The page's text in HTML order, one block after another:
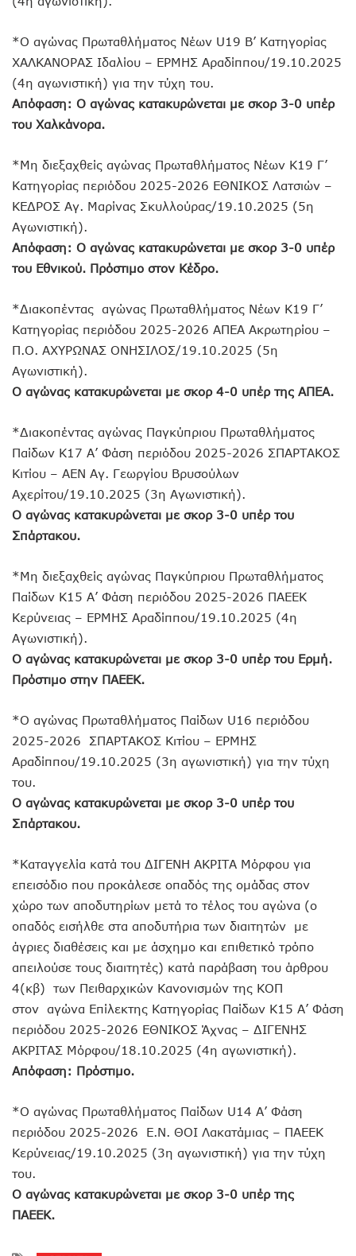
*Ο αγώνας Πρωταθλήματος Νέων U19 Β’ Κατηγορίας
ΧΑΛΚΑΝΟΡΑΣ Ιδαλίου – ΕΡΜΗΣ Αραδίππου/19.10.2025
(4η αγωνιστική) για την τύχη του.
Απόφαση: Ο αγώνας κατακυρώνεται με σκορ 3-0 υπέρ
του Χαλκάνορα.
*Μη διεξαχθείς αγώνας Πρωταθλήματος Νέων Κ19 Γ’
Κατηγορίας περιόδου 2025-2026 ΕΘΝΙΚΟΣ Λατσιών –
ΚΕΔΡΟΣ Αγ. Μαρίνας Σκυλλούρας/19.10.2025 (5η
Αγωνιστική).
Απόφαση: Ο αγώνας κατακυρώνεται με σκορ 3-0 υπέρ
του Εθνικού. Πρόστιμο στον Κέδρο.
*Διακοπέντας αγώνας Πρωταθλήματος Νέων Κ19 Γ’
Κατηγορίας περιόδου 2025-2026 ΑΠΕΑ Ακρωτηρίου –
Π.Ο. ΑΧΥΡΩΝΑΣ ΟΝΗΣΙΛΟΣ/19.10.2025 (5η
Αγωνιστική).
Ο αγώνας κατακυρώνεται με σκορ 4-0 υπέρ της ΑΠΕΑ.
*Διακοπέντας αγώνας Παγκύπριου Πρωταθλήματος
Παίδων Κ17 Α’ Φάση περιόδου 2025-2026 ΣΠΑΡΤΑΚΟΣ
Κιτίου – ΑΕΝ Αγ. Γεωργίου Βρυσούλων
Αχερίτου/19.10.2025 (3η Αγωνιστική).
Ο αγώνας κατακυρώνεται με σκορ 3-0 υπέρ του
Σπάρτακου.
*Μη διεξαχθείς αγώνας Παγκύπριου Πρωταθλήματος
Παίδων Κ15 Α’ Φάση περιόδου 2025-2026 ΠΑΕΕΚ
Κερύνειας – ΕΡΜΗΣ Αραδίππου/19.10.2025 (4η
Αγωνιστική).
Ο αγώνας κατακυρώνεται με σκορ 3-0 υπέρ του Ερμή.
Πρόστιμο στην ΠΑΕΕΚ.
*Ο αγώνας Πρωταθλήματος Παίδων U16 περιόδου
2025-2026 ΣΠΑΡΤΑΚΟΣ Κιτίου – ΕΡΜΗΣ
Αραδίππου/19.10.2025 (3η αγωνιστική) για την τύχη
του.
Ο αγώνας κατακυρώνεται με σκορ 3-0 υπέρ του
Σπάρτακου.
*Καταγγελία κατά του ΔΙΓΕΝΗ ΑΚΡΙΤΑ Μόρφου για
επεισόδιο που προκάλεσε οπαδός της ομάδας στον
χώρο των αποδυτηρίων μετά το τέλος του αγώνα (ο
οπαδός εισήλθε στα αποδυτήρια των διαιτητών με
άγριες διαθέσεις και με άσχημο και επιθετικό τρόπο
απειλούσε τους διαιτητές) κατά παράβαση του άρθρου
4(κβ) των Πειθαρχικών Κανονισμών της ΚΟΠ
στον αγώνα Επίλεκτης Κατηγορίας Παίδων Κ15 Α’ Φάση
περιόδου 2025-2026 ΕΘΝΙΚΟΣ Άχνας – ΔΙΓΕΝΗΣ
ΑΚΡΙΤΑΣ Μόρφου/18.10.2025 (4η αγωνιστική).
Απόφαση: Πρόστιμο.
*Ο αγώνας Πρωταθλήματος Παίδων U14 Α’ Φάση
περιόδου 2025-2026 Ε.Ν. ΘΟΙ Λακατάμιας – ΠΑΕΕΚ
Κερύνειας/19.10.2025 (3η αγωνιστική) για την τύχη
του.
Ο αγώνας κατακυρώνεται με σκορ 3-0 υπέρ της
ΠΑΕΕΚ.